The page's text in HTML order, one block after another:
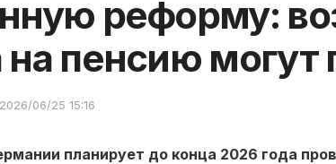
реформу:
пенсию могут
2026/06/25 15:16
планирует до конца 2026 года